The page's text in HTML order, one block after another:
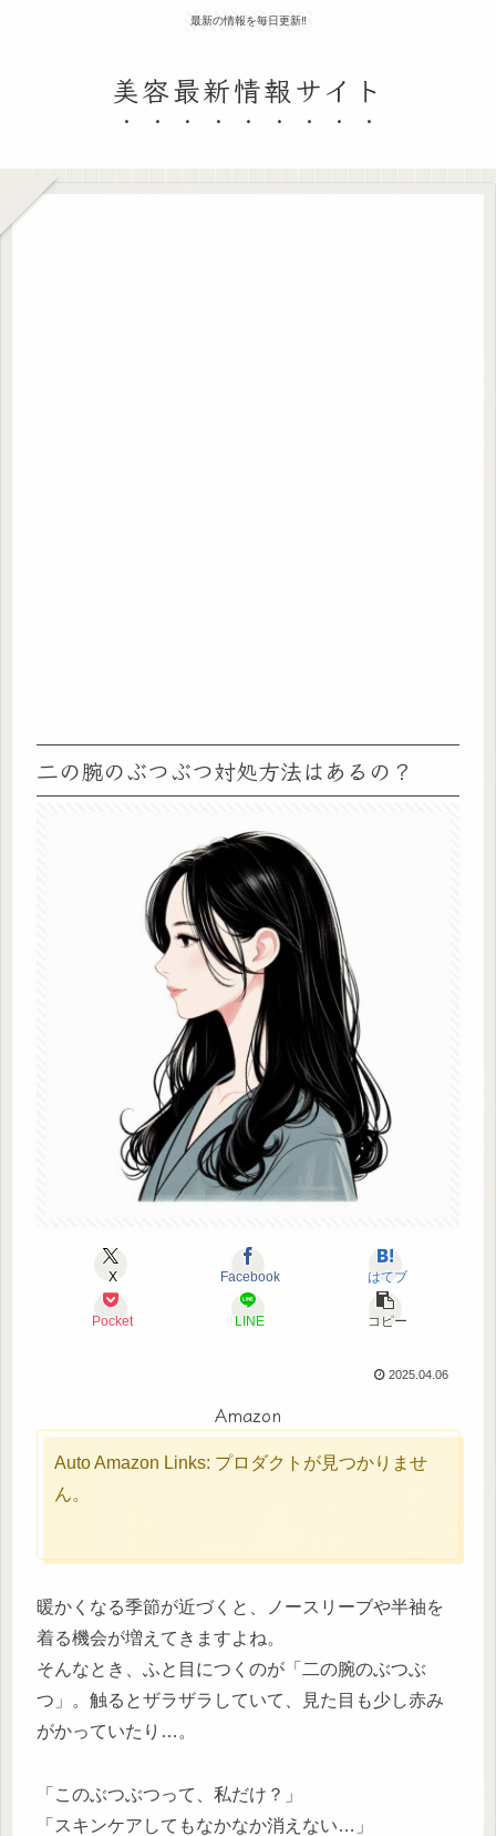
最新の情報を毎日更新‼
美容最新情報サイト
二の腕のぶつぶつ対処方法はあるの？
X Facebook はてブ
Pocket LINE コピー
2025.04.06
Amazon
Auto Amazon Links: プロダクトが見つかりませ
ん。
暖かくなる季節が近づくと、ノースリーブや半袖を
着る機会が増えてきますよね。
そんなとき、ふと目につくのが「二の腕のぶつぶ
つ」。触るとザラザラしていて、見た目も少し赤み
がかっていたり…。
「このぶつぶつって、私だけ？」
「スキンケアしてもなかなか消えない…」